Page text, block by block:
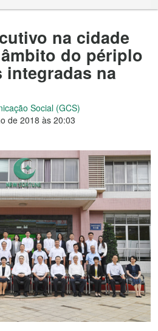
na cidade
do périplo
integradas na
Social (GCS)
de 2018 às 20:03